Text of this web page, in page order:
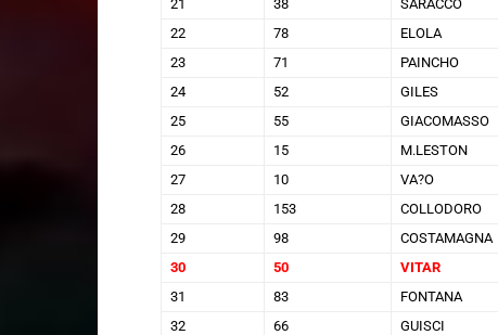
21
38 SARACCO
22
78 ELOLA
23
71 PAINCHO
24
52 GILES
25
55 GIACOMASSO
26
15 M.LESTON
27
10 VA?O
28
153 COLLODORO
29
98 COSTAMAGNA
30
50 VITAR
31
83 FONTANA
32
66 GUISCI